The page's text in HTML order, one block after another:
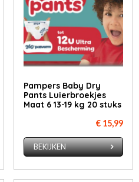
Pampers Baby Dry
Pants Luierbroekjes
Maat 6 13-19 kg 20 stuks
€ 15,99
BEKIJKEN